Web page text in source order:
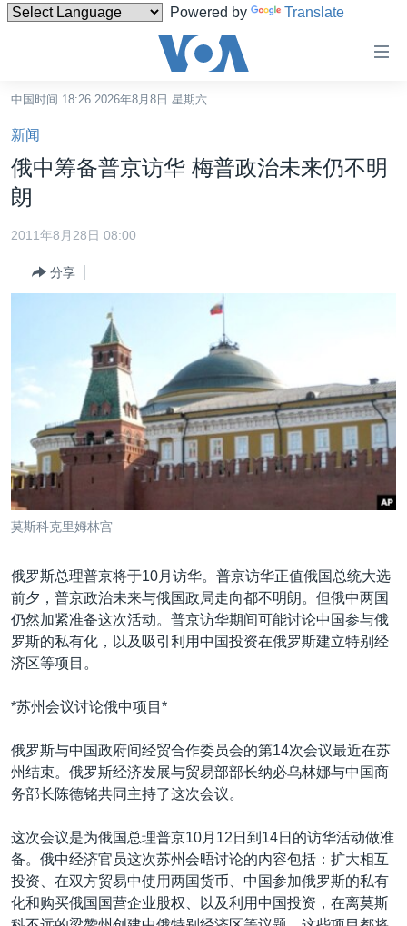
Powered by Translate
碍
链
接
内
检
索
中国
国际
非洲
美洲
全球议题
经济·金融·贸易
人权·法律·宗教
科教·文娱·体健
军事
劳工
环境
白宫要闻
国会报道
美中关系
美国建国250周年
美国之音专访
重要讲话与声明
台海两岸关系
南中国海争端
关注西藏
关注新疆
GEN Z 看美国
VOA今日焦点
中文广播
关注我们
其他语言网站
中国时间 18:26 2026年8月8日 星期六
新闻
俄中筹备普京访华 梅普政治未来仍不明
朗
2011年8月28日 08:00
分享
莫斯科克里姆林宫
俄罗斯总理普京将于10月访华。普京访华正值俄国总统大选
前夕，普京政治未来与俄国政局走向都不明朗。但俄中两国
仍然加紧准备这次活动。普京访华期间可能讨论中国参与俄
罗斯的私有化，以及吸引利用中国投资在俄罗斯建立特别经
济区等项目。
*苏州会议讨论俄中项目*
俄罗斯与中国政府间经贸合作委员会的第14次会议最近在苏
州结束。俄罗斯经济发展与贸易部部长纳必乌林娜与中国商
务部长陈德铭共同主持了这次会议。
这次会议是为俄国总理普京10月12日到14日的访华活动做准
备。俄中经济官员这次苏州会晤讨论的内容包括：扩大相互
投资、在双方贸易中使用两国货币、中国参加俄罗斯的私有
化和购买俄国国营企业股权、以及利用中国投资，在离莫斯